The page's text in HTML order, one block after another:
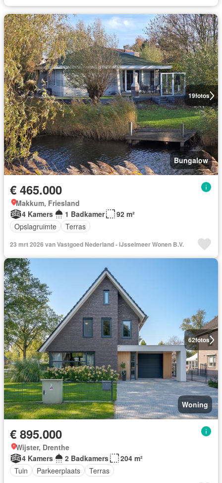
19fotos
Bungalow
€ 465.000
Makkum, Friesland
4 Kamers
1 Badkamer
92 m²
Opslagruimte
Terras
23 mrt 2026 van Vastgoed Nederland - IJsselmeer Wonen B.V.
62fotos
Woning
€ 895.000
Wijster, Drenthe
4 Kamers
2 Badkamers
204 m²
Tuin
Parkeerplaats Terras